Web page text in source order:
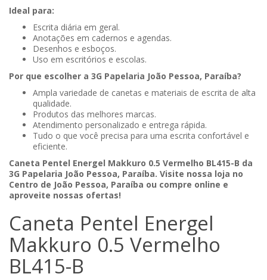
Ideal para:
Escrita diária em geral.
Anotações em cadernos e agendas.
Desenhos e esboços.
Uso em escritórios e escolas.
Por que escolher a 3G Papelaria João Pessoa, Paraíba?
Ampla variedade de canetas e materiais de escrita de alta
qualidade.
Produtos das melhores marcas.
Atendimento personalizado e entrega rápida.
Tudo o que você precisa para uma escrita confortável e
eficiente.
Caneta Pentel Energel Makkuro 0.5 Vermelho BL415-B da
3G Papelaria João Pessoa, Paraíba. Visite nossa loja no
Centro de João Pessoa, Paraíba ou compre online e
aproveite nossas ofertas!
Caneta Pentel Energel
Makkuro 0.5 Vermelho
BL415-B